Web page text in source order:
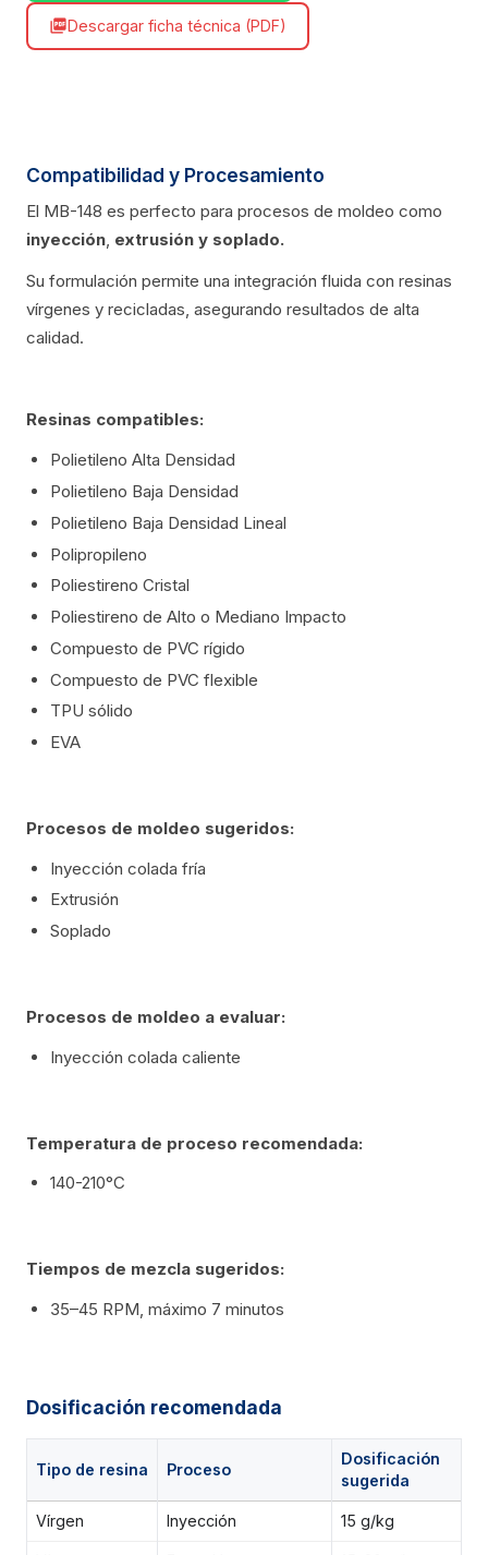
picture_as_pdfDescargar ficha técnica (PDF)
Compatibilidad y Procesamiento
El MB-148 es perfecto para procesos de moldeo como
inyección, extrusión y soplado.
Su formulación permite una integración fluida con resinas
vírgenes y recicladas, asegurando resultados de alta
calidad.
Resinas compatibles:
Polietileno Alta Densidad
Polietileno Baja Densidad
Polietileno Baja Densidad Lineal
Polipropileno
Poliestireno Cristal
Poliestireno de Alto o Mediano Impacto
Compuesto de PVC rígido
Compuesto de PVC flexible
TPU sólido
EVA
Procesos de moldeo sugeridos:
Inyección colada fría
Extrusión
Soplado
Procesos de moldeo a evaluar:
Inyección colada caliente
Temperatura de proceso recomendada:
140-210°C
Tiempos de mezcla sugeridos:
35–45 RPM, máximo 7 minutos
Dosificación recomendada
Tipo de resina Proceso
Dosificación
sugerida
Vírgen Inyección 15 g/kg